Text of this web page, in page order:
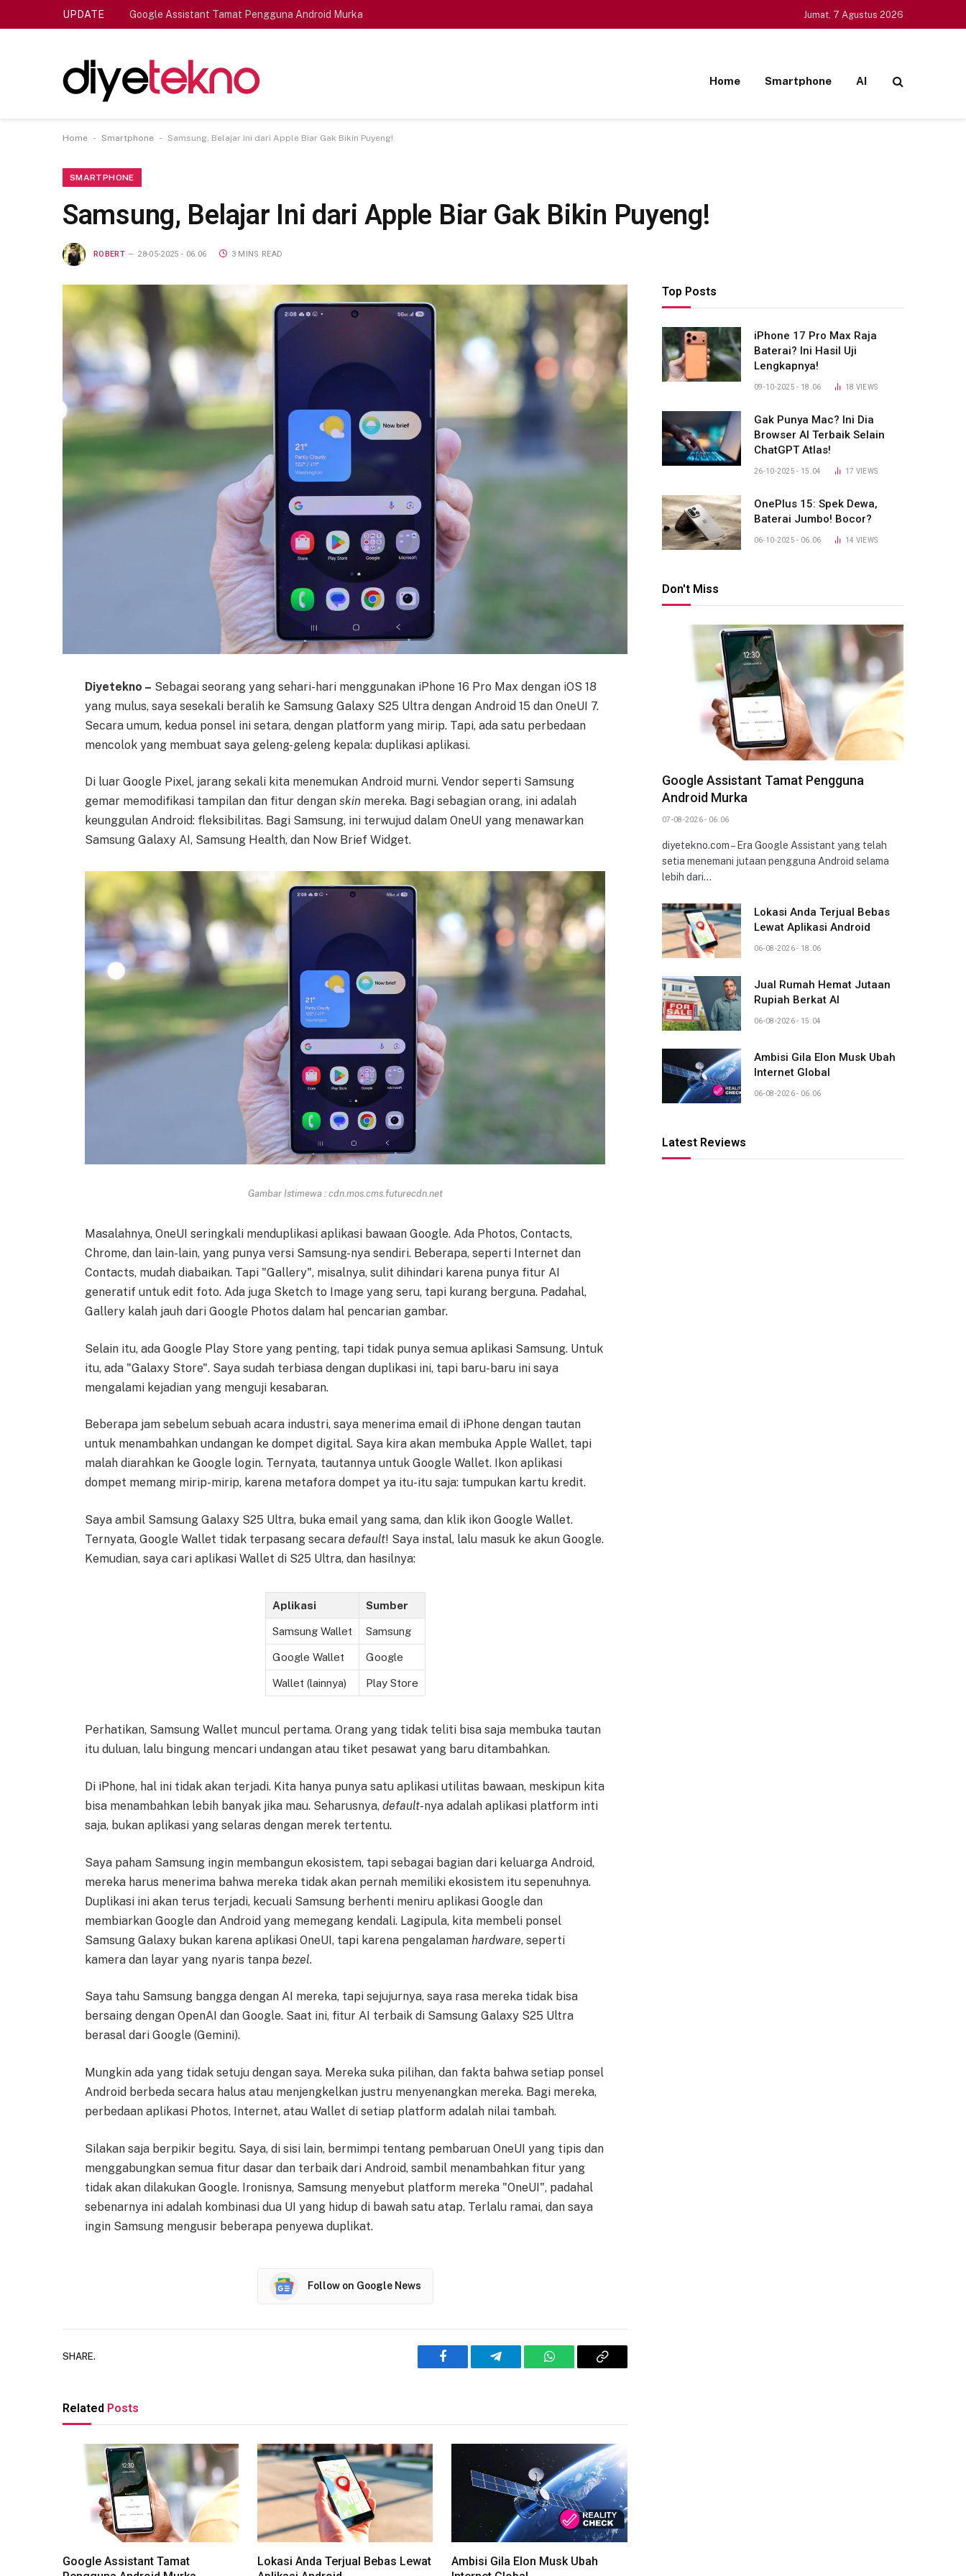
UPDATE Google Assistant Tamat Pengguna Android Murka Jumat, 7 Agustus 2026
Home Smartphone AI
Home - Smartphone - Samsung, Belajar Ini dari Apple Biar Gak Bikin Puyeng!
SMARTPHONE
Samsung, Belajar Ini dari Apple Biar Gak Bikin Puyeng!
ROBERT 28-05-2025 - 06.06 3 MINS READ
Diyetekno – Sebagai seorang yang sehari-hari menggunakan iPhone 16 Pro Max dengan iOS 18
yang mulus, saya sesekali beralih ke Samsung Galaxy S25 Ultra dengan Android 15 dan OneUI 7.
Secara umum, kedua ponsel ini setara, dengan platform yang mirip. Tapi, ada satu perbedaan
mencolok yang membuat saya geleng-geleng kepala: duplikasi aplikasi.
Di luar Google Pixel, jarang sekali kita menemukan Android murni. Vendor seperti Samsung
gemar memodifikasi tampilan dan fitur dengan skin mereka. Bagi sebagian orang, ini adalah
keunggulan Android: fleksibilitas. Bagi Samsung, ini terwujud dalam OneUI yang menawarkan
Samsung Galaxy AI, Samsung Health, dan Now Brief Widget.
Gambar Istimewa : cdn.mos.cms.futurecdn.net
Masalahnya, OneUI seringkali menduplikasi aplikasi bawaan Google. Ada Photos, Contacts,
Chrome, dan lain-lain, yang punya versi Samsung-nya sendiri. Beberapa, seperti Internet dan
Contacts, mudah diabaikan. Tapi "Gallery", misalnya, sulit dihindari karena punya fitur AI
generatif untuk edit foto. Ada juga Sketch to Image yang seru, tapi kurang berguna. Padahal,
Gallery kalah jauh dari Google Photos dalam hal pencarian gambar.
Selain itu, ada Google Play Store yang penting, tapi tidak punya semua aplikasi Samsung. Untuk
itu, ada "Galaxy Store". Saya sudah terbiasa dengan duplikasi ini, tapi baru-baru ini saya
mengalami kejadian yang menguji kesabaran.
Beberapa jam sebelum sebuah acara industri, saya menerima email di iPhone dengan tautan
untuk menambahkan undangan ke dompet digital. Saya kira akan membuka Apple Wallet, tapi
malah diarahkan ke Google login. Ternyata, tautannya untuk Google Wallet. Ikon aplikasi
dompet memang mirip-mirip, karena metafora dompet ya itu-itu saja: tumpukan kartu kredit.
Saya ambil Samsung Galaxy S25 Ultra, buka email yang sama, dan klik ikon Google Wallet.
Ternyata, Google Wallet tidak terpasang secara default! Saya instal, lalu masuk ke akun Google.
Kemudian, saya cari aplikasi Wallet di S25 Ultra, dan hasilnya:
Aplikasi Sumber
Samsung Wallet Samsung
Google Wallet Google
Wallet (lainnya) Play Store
Perhatikan, Samsung Wallet muncul pertama. Orang yang tidak teliti bisa saja membuka tautan
itu duluan, lalu bingung mencari undangan atau tiket pesawat yang baru ditambahkan.
Di iPhone, hal ini tidak akan terjadi. Kita hanya punya satu aplikasi utilitas bawaan, meskipun kita
bisa menambahkan lebih banyak jika mau. Seharusnya, default-nya adalah aplikasi platform inti
saja, bukan aplikasi yang selaras dengan merek tertentu.
Saya paham Samsung ingin membangun ekosistem, tapi sebagai bagian dari keluarga Android,
mereka harus menerima bahwa mereka tidak akan pernah memiliki ekosistem itu sepenuhnya.
Duplikasi ini akan terus terjadi, kecuali Samsung berhenti meniru aplikasi Google dan
membiarkan Google dan Android yang memegang kendali. Lagipula, kita membeli ponsel
Samsung Galaxy bukan karena aplikasi OneUI, tapi karena pengalaman hardware, seperti
kamera dan layar yang nyaris tanpa bezel.
Saya tahu Samsung bangga dengan AI mereka, tapi sejujurnya, saya rasa mereka tidak bisa
bersaing dengan OpenAI dan Google. Saat ini, fitur AI terbaik di Samsung Galaxy S25 Ultra
berasal dari Google (Gemini).
Mungkin ada yang tidak setuju dengan saya. Mereka suka pilihan, dan fakta bahwa setiap ponsel
Android berbeda secara halus atau menjengkelkan justru menyenangkan mereka. Bagi mereka,
perbedaan aplikasi Photos, Internet, atau Wallet di setiap platform adalah nilai tambah.
Silakan saja berpikir begitu. Saya, di sisi lain, bermimpi tentang pembaruan OneUI yang tipis dan
menggabungkan semua fitur dasar dan terbaik dari Android, sambil menambahkan fitur yang
tidak akan dilakukan Google. Ironisnya, Samsung menyebut platform mereka "OneUI", padahal
sebenarnya ini adalah kombinasi dua UI yang hidup di bawah satu atap. Terlalu ramai, dan saya
ingin Samsung mengusir beberapa penyewa duplikat.
Follow on Google News
SHARE.
Facebook Telegram WhatsAppCopy
Related Posts
Google Assistant Tamat
Lokasi Anda Terjual Bebas Lewat
Ambisi Gila Elon Musk Ubah
Top Posts
iPhone 17 Pro Max Raja
Baterai? Ini Hasil Uji
Lengkapnya!
09-10-2025 - 18.06 18 VIEWS
Gak Punya Mac? Ini Dia
Browser AI Terbaik Selain
ChatGPT Atlas!
26-10-2025 - 15.04 17 VIEWS
OnePlus 15: Spek Dewa,
Baterai Jumbo! Bocor?
06-10-2025 - 06.06 14 VIEWS
Don't Miss
Google Assistant Tamat Pengguna
Android Murka
07-08-2026 - 06.06
diyetekno.com – Era Google Assistant yang telah
setia menemani jutaan pengguna Android selama
lebih dari…
Lokasi Anda Terjual Bebas
Lewat Aplikasi Android
06-08-2026 - 18.06
Jual Rumah Hemat Jutaan
Rupiah Berkat AI
06-08-2026 - 15.04
Ambisi Gila Elon Musk Ubah
Internet Global
06-08-2026 - 06.06
Latest Reviews